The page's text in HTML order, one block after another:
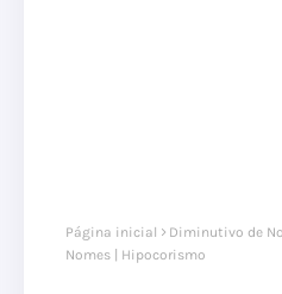
Página inicial Diminutivo de
Nomes | Hipocorismo